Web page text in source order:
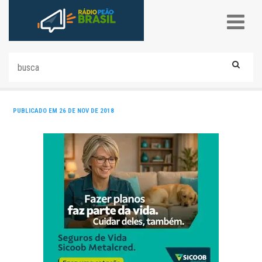
PUBLICADO EM 26 DE NOV DE 2018